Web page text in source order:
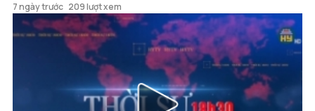
7 ngày trước 209 lượt xem